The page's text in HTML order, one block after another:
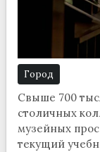
Город
Свыше 700
столичных
музейных
текущий